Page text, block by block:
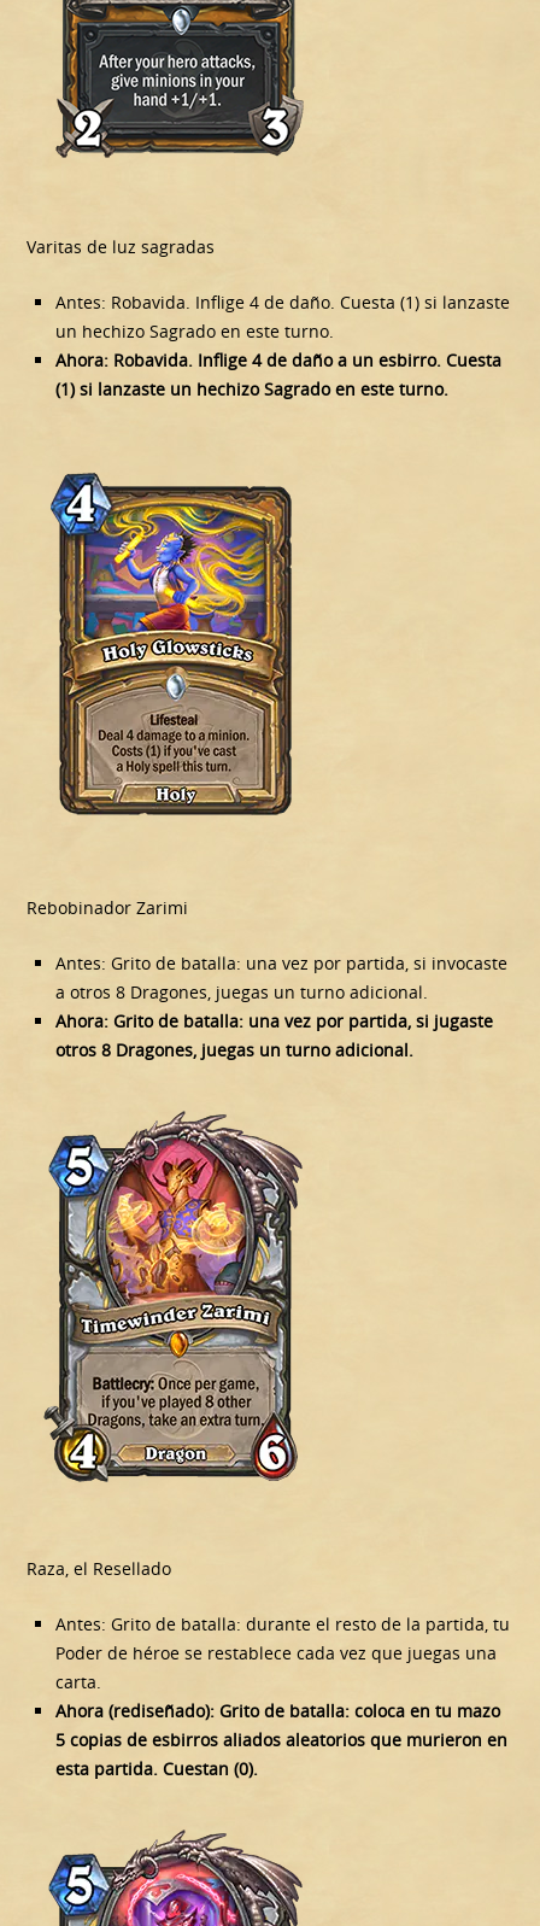
Varitas de luz sagradas
Antes: Robavida. Inflige 4 de daño. Cuesta (1) si lanzaste
un hechizo Sagrado en este turno.
Ahora: Robavida. Inflige 4 de daño a un esbirro. Cuesta
(1) si lanzaste un hechizo Sagrado en este turno.
Rebobinador Zarimi
Antes: Grito de batalla: una vez por partida, si invocaste
a otros 8 Dragones, juegas un turno adicional.
Ahora: Grito de batalla: una vez por partida, si jugaste
otros 8 Dragones, juegas un turno adicional.
Raza, el Resellado
Antes: Grito de batalla: durante el resto de la partida, tu
Poder de héroe se restablece cada vez que juegas una
carta.
Ahora (rediseñado): Grito de batalla: coloca en tu mazo
5 copias de esbirros aliados aleatorios que murieron en
esta partida. Cuestan (0).